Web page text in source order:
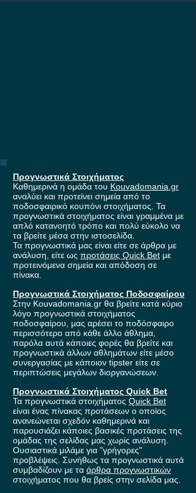
Europa League, με
Προγνωστικά Στοιχήματος
Καθημερινά η ομάδα του Kouvadomania.gr
αναλύει και προτείνει σημεία από το
ποδοσφαιρικό κουπόνι στοιχήματος. Τα
προγνωστικά στοιχήματος είναι γραμμένα με
απλό κατανοητό τρόπο και πολύ εύκολο να
τα βρείτε μέσα στην ιστοσελίδα.
Τα προγνωστικά μας είναι είτε σε άρθρα με
ανάλυση, είτε ως προτάσεις Quick Bet με
προτεινόμενα σημεία και απόδοση σε
πίνακα.
Προγνωστικά Στοιχήματος Ποδοσφαίρου
Στην Kouvadomania.gr θα βρείτε κατά κύριο
λόγο προγνωστικά στοιχήματος
ποδοσφαίρου, μας αρέσει το ποδόσφαιρο
περισσότερο από κάθε άλλο άθλημα,
παρόλα αυτά κάποιες φορές θα βρείτε και
προγνωστικά άλλων αθλημάτων είτε μέσο
συνεργασίας με κάποιον tipster είτε σε
περιπτώσεις μεγάλων διοργανώσεων.
Προγνωστικά Στοιχήματος Quick Bet
Τα προγνωστικά στοιχήματος Quick Bet
είναι ένας πίνακας προτάσεων ο οποίος
ανανεώνεται σχεδόν καθημερινά και
παρουσιάζει κάποιες βασικές προτάσεις της
ομάδας της σελίδας μας χωρίς ανάλυση.
Ουσιαστικά μιλάμε για "γρήγορες"
προβλέψεις. Συνήθως τα προγνωστικά αυτά
συμβαδίζουν με τα άρθρα προγνωστικών
στοιχήματος που θα βρείς στην σελίδα μας.